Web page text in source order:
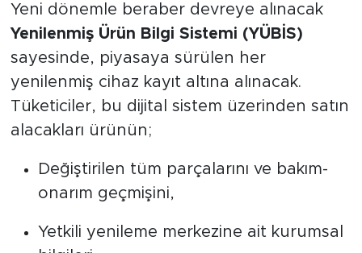
Yeni dönemle beraber devreye alınacak
Yenilenmiş Ürün Bilgi Sistemi (YÜBİS)
sayesinde, piyasaya sürülen her
yenilenmiş cihaz kayıt altına alınacak.
Tüketiciler, bu dijital sistem üzerinden satın
alacakları ürünün;
Değiştirilen tüm parçalarını ve bakım-
onarım geçmişini,
Yetkili yenileme merkezine ait kurumsal